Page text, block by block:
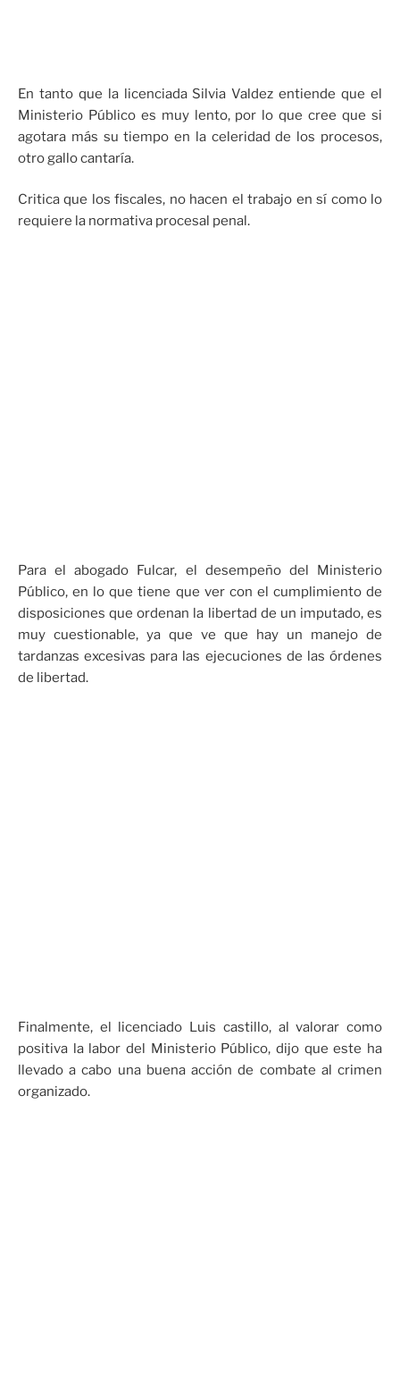
En tanto que la licenciada Silvia Valdez entiende que el
Ministerio Público es muy lento, por lo que cree que si
agotara más su tiempo en la celeridad de los procesos,
otro gallo cantaría.
Critica que los fiscales, no hacen el trabajo en sí como lo
requiere la normativa procesal penal.
Para el abogado Fulcar, el desempeño del Ministerio
Público, en lo que tiene que ver con el cumplimiento de
disposiciones que ordenan la libertad de un imputado, es
muy cuestionable, ya que ve que hay un manejo de
tardanzas excesivas para las ejecuciones de las órdenes
de libertad.
Finalmente, el licenciado Luis castillo, al valorar como
positiva la labor del Ministerio Público, dijo que este ha
llevado a cabo una buena acción de combate al crimen
organizado.